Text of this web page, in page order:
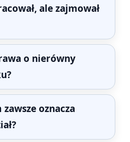
ale zajmował
o nierówny
oznacza